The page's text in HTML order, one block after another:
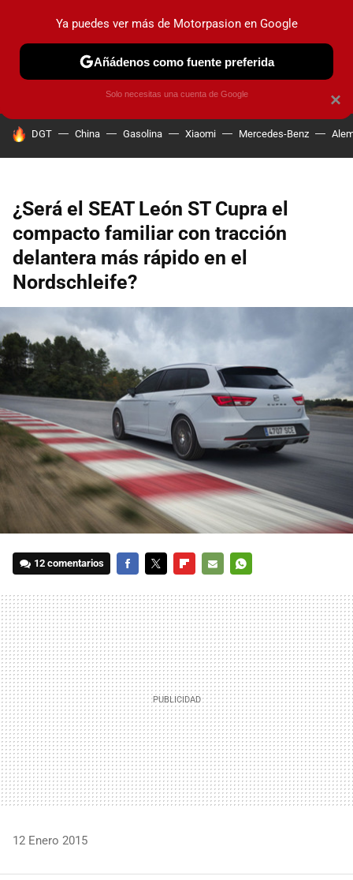
PRUEBAS COCHES ELÉCTRICOS OBSERVATORIO
HOY SE HABLA DE
DGT China Gasolina Xiaomi Mercedes-Benz
¿Será el SEAT León ST Cupra el
compacto familiar con tracción
delantera más rápido en el
Nordschleife?
12 comentarios
MAIL
12 Enero 2015
×
Ya puedes ver más de Motorpasion en Google
Añádenos como fuente preferida
Solo necesitas una cuenta de Google